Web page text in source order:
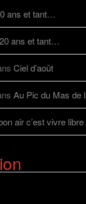
ans et tant…
20 ans et tant…
Ciel d’août
Au Pic du Mas de
air c’est vivre libre